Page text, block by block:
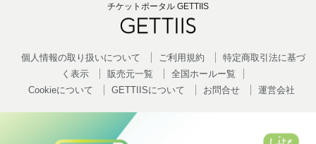
チケットポータル GETTIIS
個人情報の取り扱いについて ご利用規約
特定商取引法に基づ
く表示
販売元一覧
全国ホールー覧
Cookieについて
GETTIISについて お問合せ 運営会社